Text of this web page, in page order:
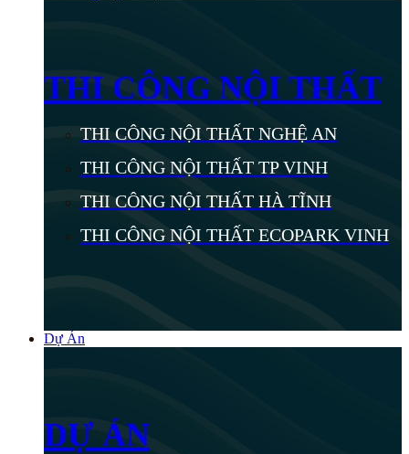
THI CÔNG NỘI THẤT
THI CÔNG NỘI THẤT NGHỆ AN
THI CÔNG NỘI THẤT TP VINH
THI CÔNG NỘI THẤT HÀ TĨNH
THI CÔNG NỘI THẤT ECOPARK VINH
Dự Án
DỰ ÁN